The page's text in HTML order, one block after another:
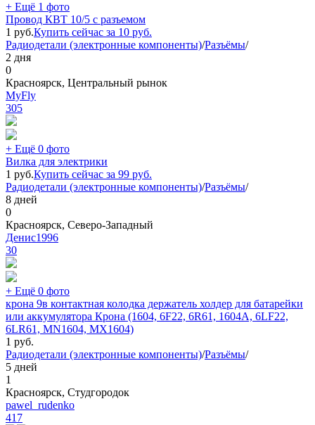
+ Ещё 1 фото
Провод КВТ 10/5 с разъемом
1 руб.Купить сейчас за 10 руб.
Радиодетали (электронные компоненты)/Разъёмы/
2 дня
0
Красноярск, Центральный рынок
MyFly
305
+ Ещё 0 фото
Вилка для электрики
1 руб.Купить сейчас за 99 руб.
Радиодетали (электронные компоненты)/Разъёмы/
8 дней
0
Красноярск, Северо-Западный
Денис1996
30
+ Ещё 0 фото
крона 9в контактная колодка держатель холдер для батарейки
или аккумулятора Крона (1604, 6F22, 6R61, 1604A, 6LF22,
6LR61, MN1604, MX1604)
1 руб.
Радиодетали (электронные компоненты)/Разъёмы/
5 дней
1
Красноярск, Студгородок
pawel_rudenko
417